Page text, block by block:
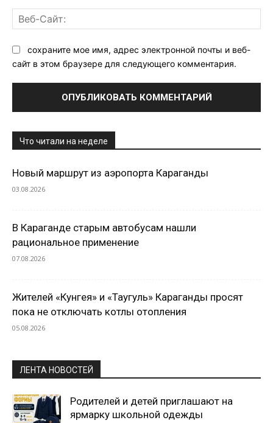
сохраните мое имя, адрес электронной почты и веб-
сайт в этом браузере для следующего комментария.
Что читали на неделе
Новый маршрут из аэропорта Караганды
03.08.2026
В Караганде старым автобусам нашли
рациональное применение
07.08.2026
Жителей «Кунгея» и «Таугуль» Караганды просят
пока не отключать котлы отопления
05.08.2026
ЛЕНТА НОВОСТЕЙ
Родителей и детей приглашают на
ярмарку школьной одежды